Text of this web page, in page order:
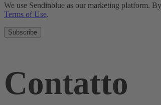
We use Sendinblue as our marketing platform.
Terms of Use.
Contatto